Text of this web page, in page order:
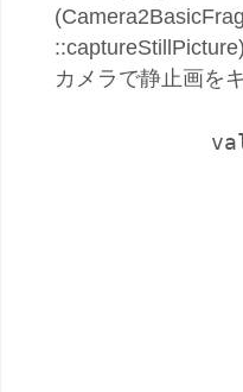
(
カメラで静止画を